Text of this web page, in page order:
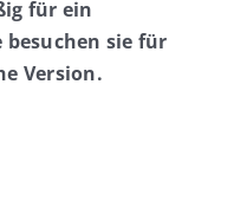
für ein
besuchen sie für
Version.